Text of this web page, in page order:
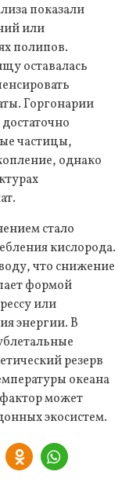
показали
или
полипов.
оставалась
Горгонарии
частицы,
однако
стало
кислорода.
что снижение
формой
или
энергии. В
резерв
океана
может
экосистем.